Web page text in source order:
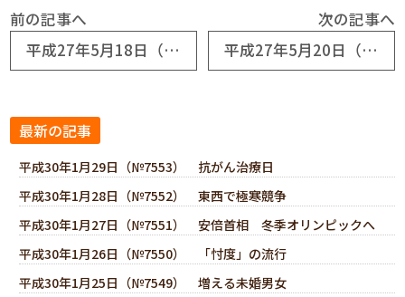
前の記事へ
平成27年5月18日（№6724） 幸運に恵まれる
次の記事へ
平成27年5月20日（№6726） 農作業の対価
最新の記事
平成30年1月29日（№7553） 抗がん治療日
平成30年1月28日（№7552） 東西で極寒競争
平成30年1月27日（№7551） 安倍首相 冬季オリンピックへ
平成30年1月26日（№7550） 「忖度」の流行
平成30年1月25日（№7549） 増える未婚男女